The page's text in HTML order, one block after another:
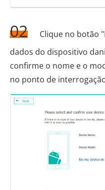
02
Clique no botão
dados do dispositivo
confirme o nome e o
no ponto de